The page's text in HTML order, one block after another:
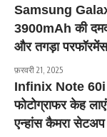
Samsung
3900mAh की
और तगड़ा परफॉरमेंस
फ़रवरी 21, 2025
Infinix Note 60i
फोटोग्राफर केह
एन्हांस कैमरा सेटअप